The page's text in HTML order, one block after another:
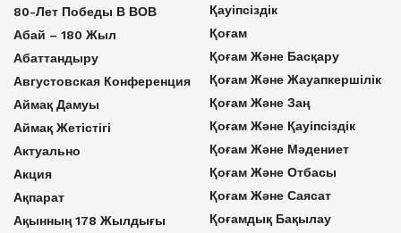
80-Лет Победы В ВОВ
Абай – 180 Жыл
Абаттандыру
Августовская Конференция
Аймақ Дамуы
Аймақ Жетістігі
Актуально
Акция
Ақпарат
Ақынның 178 Жылдығы
Қауіпсіздік
Қоғам
Қоғам Және Басқару
Қоғам Және Жауапкершілік
Қоғам Және Заң
Қоғам Және Қауіпсіздік
Қоғам Және Мәдениет
Қоғам Және Отбасы
Қоғам Және Саясат
Қоғамдық Бақылау